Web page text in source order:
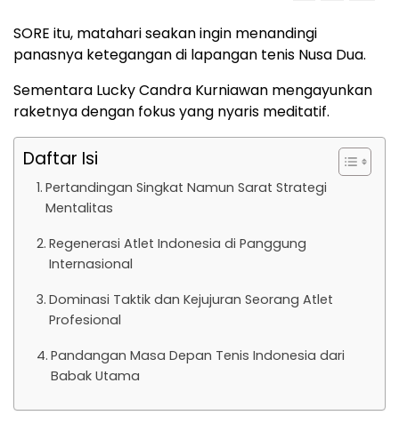
SORE itu, matahari seakan ingin menandingi
panasnya ketegangan di lapangan tenis Nusa Dua.
Sementara Lucky Candra Kurniawan mengayunkan
raketnya dengan fokus yang nyaris meditatif.
Daftar Isi
Pertandingan Singkat Namun Sarat Strategi
Mentalitas
Regenerasi Atlet Indonesia di Panggung
Internasional
Dominasi Taktik dan Kejujuran Seorang Atlet
Profesional
Pandangan Masa Depan Tenis Indonesia dari
Babak Utama